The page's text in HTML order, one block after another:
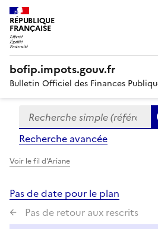
RÉPUBLIQUE
FRANÇAISE
bofip.impots.gouv.fr
Bulletin Officiel des Finances
Formulaire
de
recherche
Recherche simple
Recherche avancée
Voir le fil d'Ariane
Pas de date pour le plan
Pas de retour aux rescrits